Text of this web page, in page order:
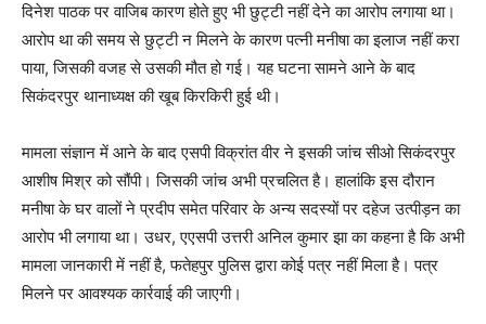
दिनेश पाठक पर वाजिब कारण होते हुए भी छुट्टी नहीं देने का आरोप लगाया था।
आरोप था की समय से छुट्टी न मिलने के कारण पत्नी मनीषा का इलाज नहीं करा
पाया, जिसकी वजह से उसकी मौत हो गई। यह घटना सामने आने के बाद
सिकंदरपुर थानाध्यक्ष की खूब किरकिरी हुई थी।
मामला संज्ञान में आने के बाद एसपी विक्रांत वीर ने इसकी जांच सीओ सिकंदरपुर
आशीष मिश्र को सौंपी। जिसकी जांच अभी प्रचलित है। हालांकि इस दौरान
मनीषा के घर वालों ने प्रदीप समेत परिवार के अन्य सदस्यों पर दहेज उत्पीड़न का
आरोप भी लगाया था। उधर, एएसपी उत्तरी अनिल कुमार झा का कहना है कि अभी
मामला जानकारी में नहीं है, फतेहपुर पुलिस द्वारा कोई पत्र नहीं मिला है। पत्र
मिलने पर आवश्यक कार्रवाई की जाएगी।